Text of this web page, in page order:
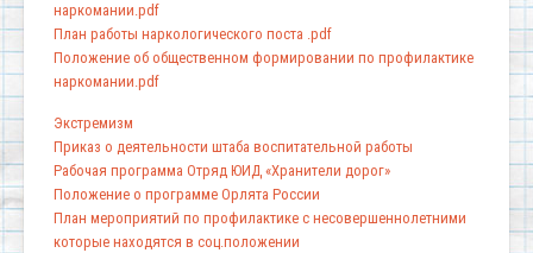
наркомании.pdf
План работы наркологического поста .pdf
Положение об общественном формировании по профилактике
наркомании.pdf
Экстремизм
Приказ о деятельности штаба воспитательной работы
Рабочая программа Отряд ЮИД «Хранители дорог»
Положение о программе Орлята России
План мероприятий по профилактике с несовершеннолетними
которые находятся в соц.положении